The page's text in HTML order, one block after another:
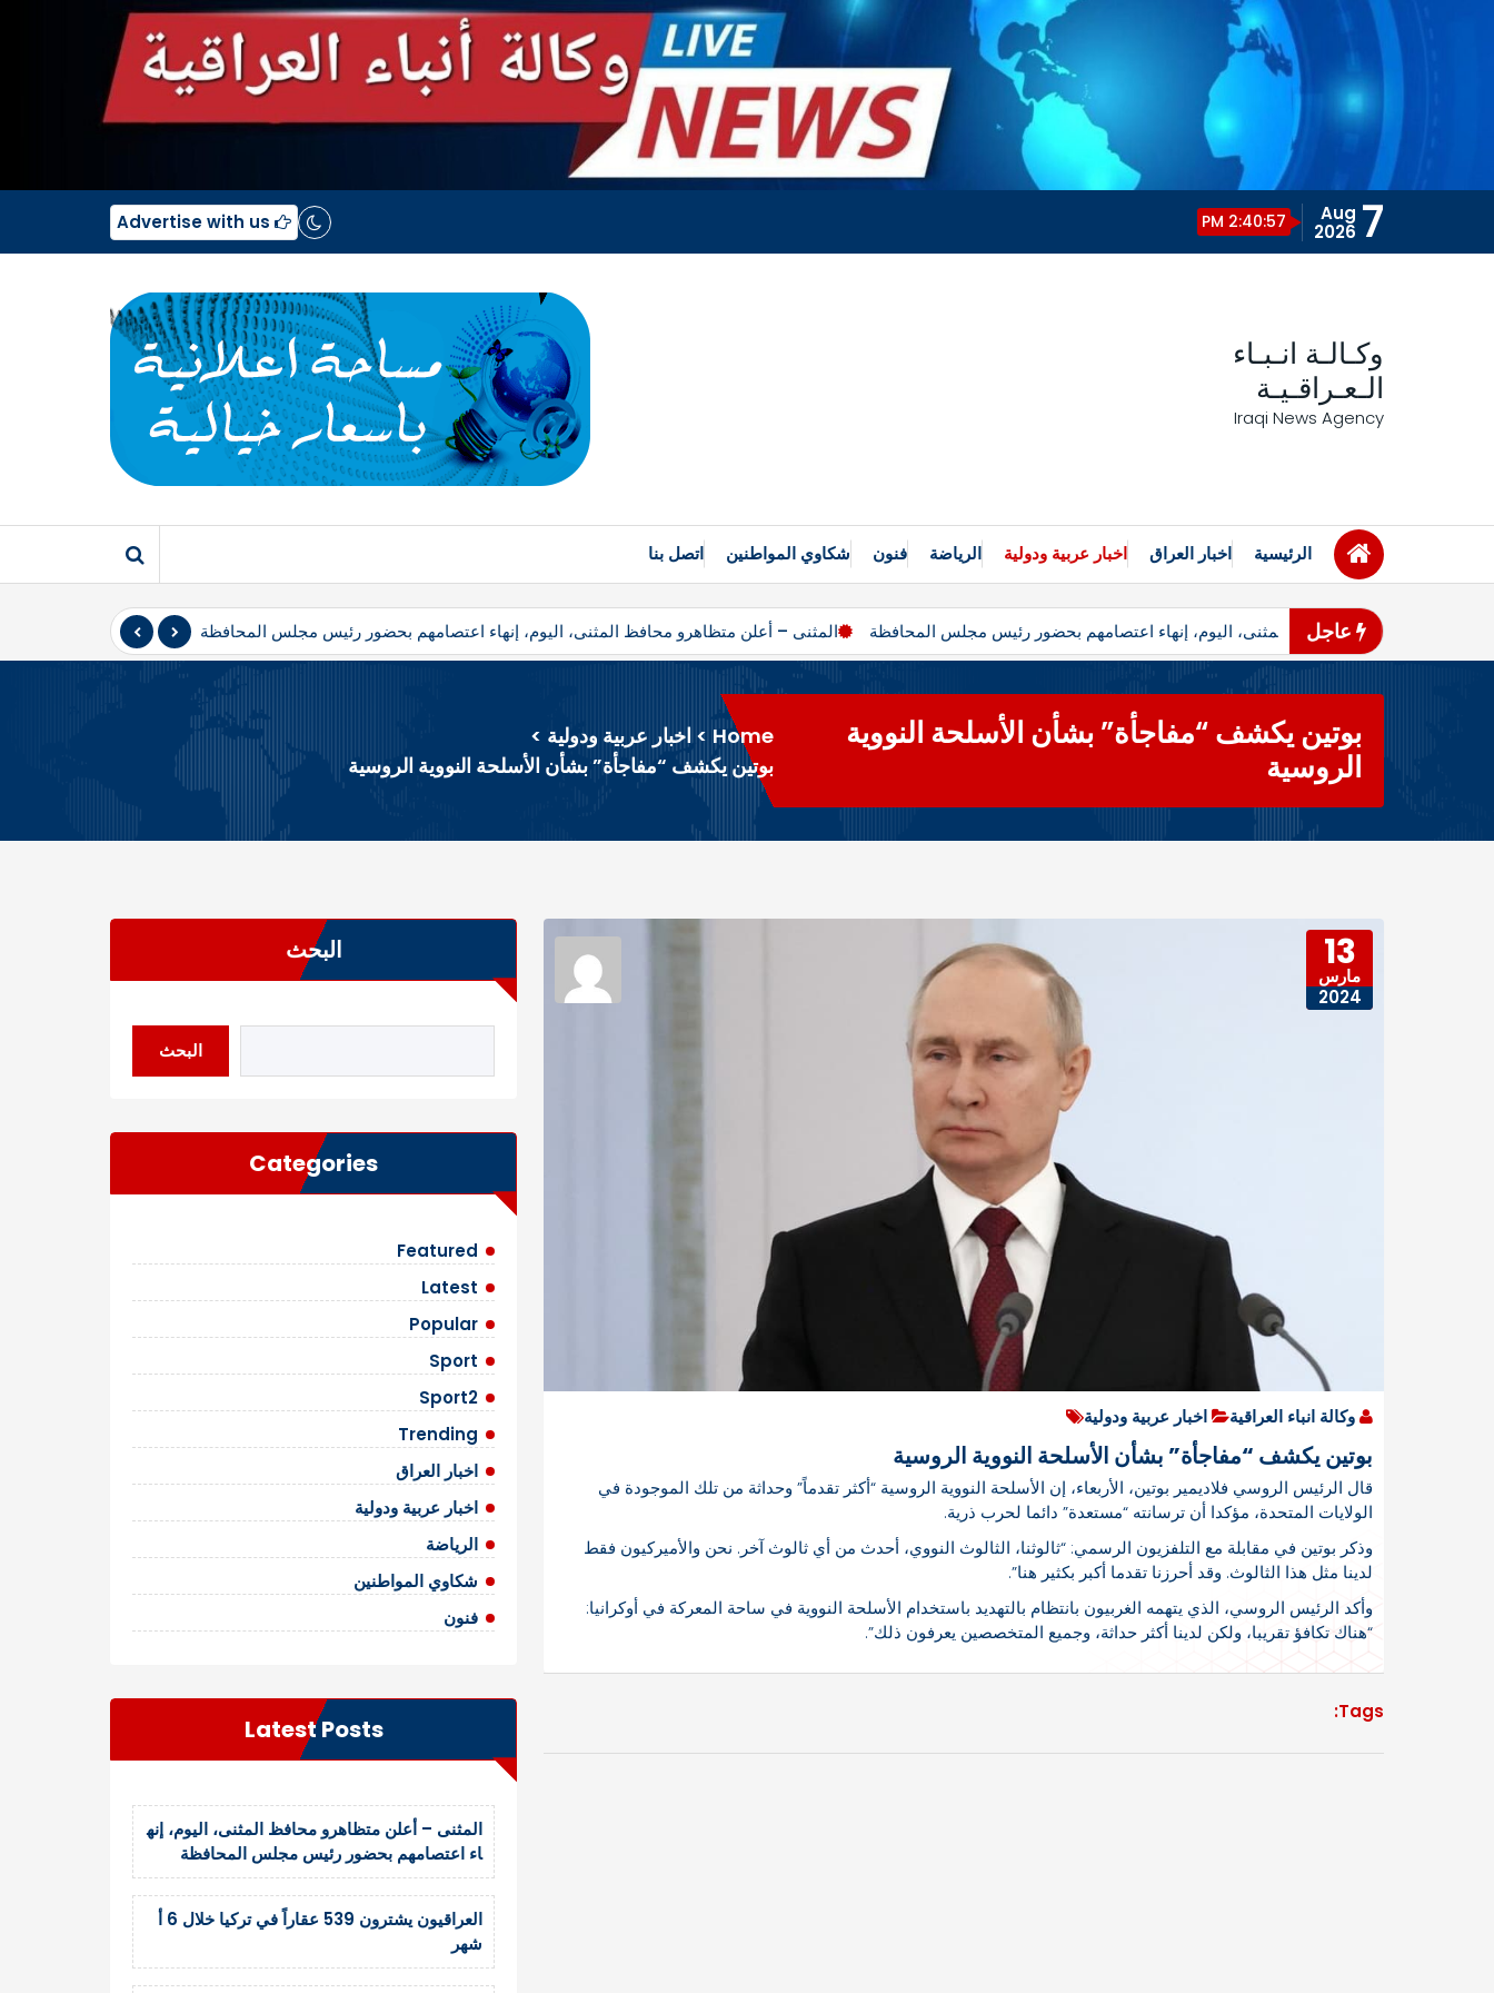
e
7
Aug
2026
2:40:58 PM
وكـالـة انـبـاء
الـعـراقـيـة
Iraqi News Agency
الرئيسية اخبار العراق اخبار عربية ودولية الرياضة فنون شكاوي المواطنين اتصل بنا
عاجل المثنى – أعلن المثنى – أعلن متظاهرو محافظ المثنى، اليوم، إنهاء اعتصامهم بحضور رئيس مجلس المحافظة – أعلن متظاهرو محافظ المثنى، اليوم، إنهاء اعتصامهم بحضور رئيس مجلس المحافظة
بوتين يكشف “مفاجأة” بشأن الأسلحة النووية
الروسية
Home
> اخبار عربية ودولية >
بوتين يكشف “مفاجأة” بشأن الأسلحة النووية الروسية
13
مارس
2024
وكالة انباء العراقية اخبار عربية ودولية
بوتين يكشف “مفاجأة” بشأن الأسلحة النووية الروسية
قال الرئيس الروسي فلاديمير بوتين، الأربعاء، إن الأسلحة النووية الروسية “أكثر تقدماً” وحداثة من تلك الموجودة في
الولايات المتحدة، مؤكدا أن ترسانته “مستعدة” دائما لحرب ذرية.
وذكر بوتين في مقابلة مع التلفزيون الرسمي: “ثالوثنا، الثالوث النووي، أحدث من أي ثالوث آخر. نحن والأميركيون فقط
لدينا مثل هذا الثالوث. وقد أحرزنا تقدما أكبر بكثير هنا”.
وأكد الرئيس الروسي، الذي يتهمه الغربيون بانتظام بالتهديد باستخدام الأسلحة النووية في ساحة المعركة في أوكرانيا:
“هناك تكافؤ تقريبا، ولكن لدينا أكثر حداثة، وجميع المتخصصين يعرفون ذلك”.
Tags:
البحث
البحث
Categories
Featured
Latest
Popular
Sport
Sport2
Trending
اخبار العراق
اخبار عربية ودولية
الرياضة
شكاوي المواطنين
فنون
Latest Posts
المثنى – أعلن متظاهرو محافظ المثنى، اليوم، إنه
اء اعتصامهم بحضور رئيس مجلس المحافظة
العراقيون يشترون 539 عقاراً في تركيا خلال 6 أ
شهر